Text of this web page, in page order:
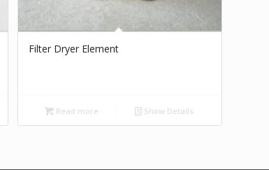
Filter Dryer Element
Read more Show Details